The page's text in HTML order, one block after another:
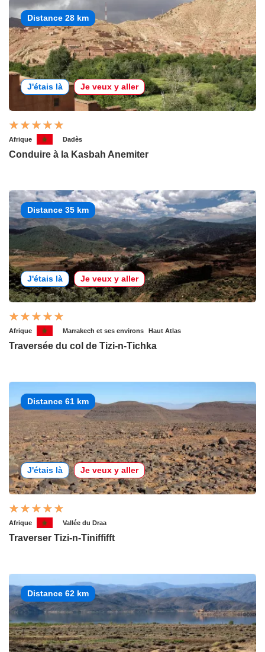
Distance 28 km
J'étais là Je veux y aller
Afrique Dadès
Conduire à la Kasbah Anemiter
Distance 35 km
J'étais là Je veux y aller
Afrique Marrakech et ses environs Haut Atlas
Traversée du col de Tizi-n-Tichka
Distance 61 km
J'étais là Je veux y aller
Afrique Vallée du Draa
Traverser Tizi-n-Tiniffifft
Distance 62 km